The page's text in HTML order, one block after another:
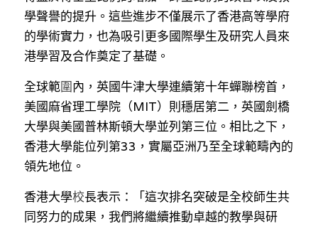
香港科技專上書院｜專欄
學聲譽的提升。這些進步不僅展示了香港高等學府
的學術實力，也為吸引更多國際學生及研究人員來
港學習及合作奠定了基礎。
全球範圍內，英國牛津大學連續第十年蟬聯榜首，
美國麻省理工學院（MIT）則穩居第二，英國劍橋
大學與美國普林斯頓大學並列第三位。相比之下，
香港大學能位列第33，實屬亞洲乃至全球範疇內的
領先地位。
香港大學校長表示：「這次排名突破是全校師生共
同努力的成果，我們將繼續推動卓越的教學與研